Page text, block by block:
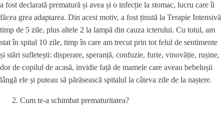
a fost declarată prematură și avea și o infecție la stomac, lucru care îi
făcea grea adaptarea. Din acest motiv, a fost ținută la Terapie Intensivă
timp de 5 zile, plus altele 2 la lampă din cauza icterului. Cu totul, am
stat în spital 10 zile, timp în care am trecut prin tot felul de sentimente
și stări sufletești: disperare, speranță, confuzie, furie, vinovăție, rușine,
dor de copilul de acasă, invidie față de mamele care aveau bebelușii
lângă ele și puteau să părăsească spitalul la câteva zile de la naștere.
Cum te-a schimbat prematuritatea?